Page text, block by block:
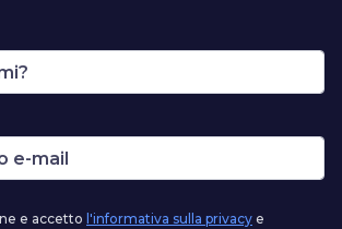
e accetto l'informativa sulla privacy e